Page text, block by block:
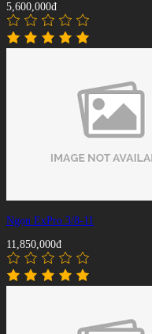
5,600,000đ
Ngọn ExPro 3/8-11
11,850,000đ